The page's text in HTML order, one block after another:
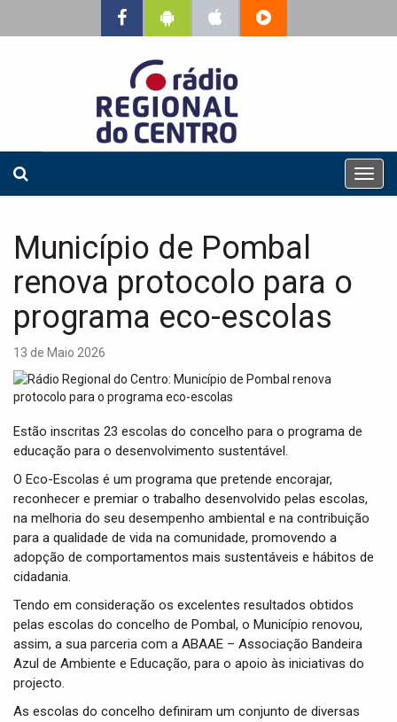
T
o
Município de Pombal
renova protocolo para o
programa eco-escolas
13 de Maio 2026
Estão inscritas 23 escolas do concelho para o programa de
educação para o desenvolvimento sustentável.
O Eco-Escolas é um programa que pretende encorajar,
reconhecer e premiar o trabalho desenvolvido pelas escolas,
na melhoria do seu desempenho ambiental e na contribuição
para a qualidade de vida na comunidade, promovendo a
adopção de comportamentos mais sustentáveis e hábitos de
cidadania.
Tendo em consideração os excelentes resultados obtidos
pelas escolas do concelho de Pombal, o Município renovou,
assim, a sua parceria com a ABAAE – Associação Bandeira
Azul de Ambiente e Educação, para o apoio às iniciativas do
projecto.
As escolas do concelho definiram um conjunto de diversas